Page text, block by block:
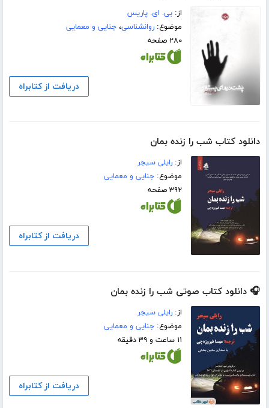
از:بی. ای. پاریس
موضوع:روانشناسی،جنایی و معمایی
۲۸۰ صفحه
دریافت از کتابراه
دانلود کتاب شب را زنده بمان
از:رایلی سیجر
موضوع:جنایی و معمایی
۳۹۲ صفحه
دریافت از کتابراه
🎧 دانلود کتاب صوتی شب را زنده بمان
از:رایلی سیجر
موضوع:جنایی و معمایی
۱۱ ساعت و ۳۹ دقیقه
دریافت از کتابراه